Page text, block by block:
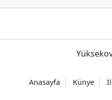
Anasayfa Künye